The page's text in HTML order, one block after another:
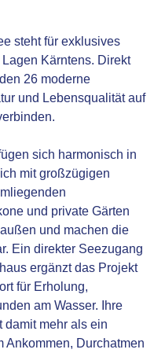
steht für exklusives
Kärntens. Direkt
26 moderne
und Lebensqualität auf
sich harmonisch in
mit großzügigen
und private Gärten
und machen die
Ein direkter Seezugang
ergänzt das Projekt
für Erholung,
am Wasser. Ihre
damit mehr als ein
Ankommen, Durchatmen